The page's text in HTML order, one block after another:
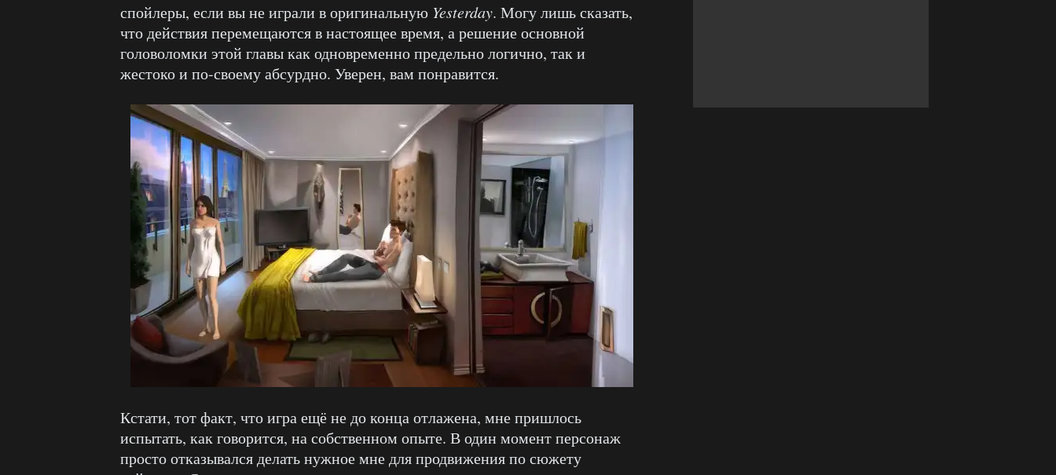
спойлеры, если вы не играли в оригинальную Yesterday. Могу лишь сказать,
что действия перемещаются в настоящее время, а решение основной
головоломки этой главы как одновременно предельно логично, так и
жестоко и по-своему абсурдно. Уверен, вам понравится.
Кстати, тот факт, что игра ещё не до конца отлажена, мне пришлось
испытать, как говорится, на собственном опыте. В один момент персонаж
просто отказывался делать нужное мне для продвижения по сюжету